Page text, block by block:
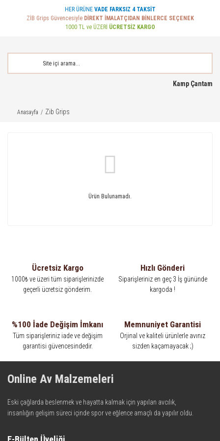
HER ÜRÜNE VADE FARKSIZ 4 TAKSİT
ZİB Grips Güvencesiyle DİREKT İMALATÇIDAN BİNLERCE SEÇENEK
1000 TL ve ÜZERİ ÜCRETSİZ KARGO
Kamp Çantam
Anasayfa Zib Grips
Ürün Bulunamadı.
Ücretsiz Kargo
1000₺ ve üzeri tüm siparişlerinizde
geçerli ücretsiz gönderim.
Hızlı Gönderi
Siparişleriniz en geç 3 İş gününde
kargoda !
%100 İade Değişim İmkanı
Tüm siparişleriniz iade ve değişim
garantisi güvencesindedir.
Memnuniyet Garantisi
Orjinal ve kaliteli ürünlerle avınız
sizden kaçamayacak ;)
Online Av Malzemeleri
Eski çağlarda beslenmek ve hayatta kalmak için yapılan avcılık,
insanlığın gelişim süreci içinde spor ve eğlence amaçlı da yapılır oldu.
teknolojinin dokunuşuyla av malzemelerinde en iyisini meydana